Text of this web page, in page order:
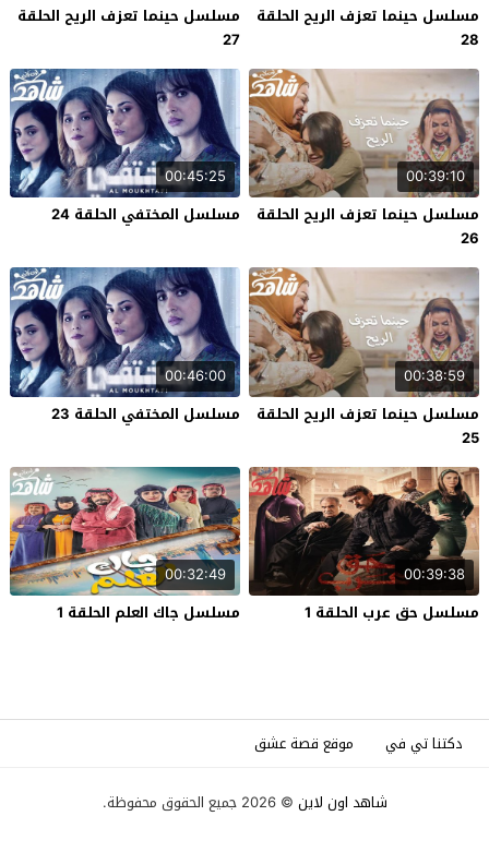
مسلسل حينما تعزف الريح الحلقة
28
مسلسل حينما تعزف الريح الحلقة
27
00:39:10
مسلسل حينما تعزف الريح الحلقة
26
00:45:25
مسلسل المختفي الحلقة 24
00:38:59
مسلسل حينما تعزف الريح الحلقة
25
00:46:00
مسلسل المختفي الحلقة 23
00:39:38
مسلسل حق عرب الحلقة 1
00:32:49
مسلسل جاك العلم الحلقة 1
دكتنا تي في موقع قصة عشق
شاهد اون لاين © 2026 جميع الحقوق محفوظة.